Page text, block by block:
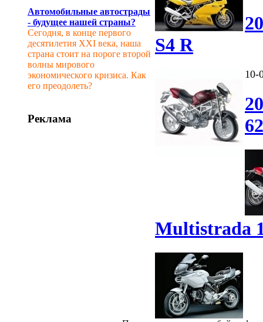
Автомобильные автострады
- будущее нашей страны?
Сегодня, в конце первого
десятилетия XXI века, наша
страна стоит на пороге второй
волны мирового
экономического кризиса. Как
его преодолеть?
Реклама
S4 R
10-
Multistrada